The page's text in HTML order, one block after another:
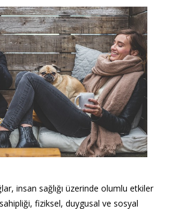
insan sağlığı üzerinde olumlu etkiler
fiziksel, duygusal ve sosyal